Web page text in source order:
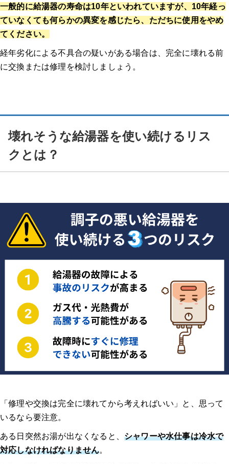
一般的に給湯器の寿命は10年といわれていますが、10年経っ
ていなくても何らかの異変を感じたら、ただちに使用をやめ
てください。
経年劣化による不具合の疑いがある場合は、完全に壊れる前
に交換または修理を検討しましょう。
壊れそうな給湯器を使い続けるリス
クとは？
「修理や交換は完全に壊れてから考えればいい」と、思って
いるなら要注意。
ある日突然お湯が出なくなると、 シャワーや水仕事は冷水で
対応しなければなりません。